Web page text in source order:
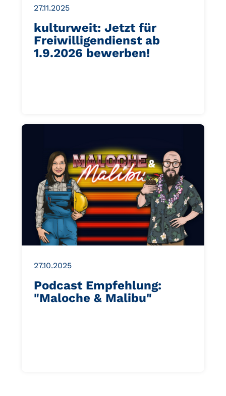
27.11.2025
kulturweit: Jetzt für
Freiwilligendienst ab
1.9.2026 bewerben!
27.10.2025
Podcast Empfehlung:
"Maloche & Malibu"